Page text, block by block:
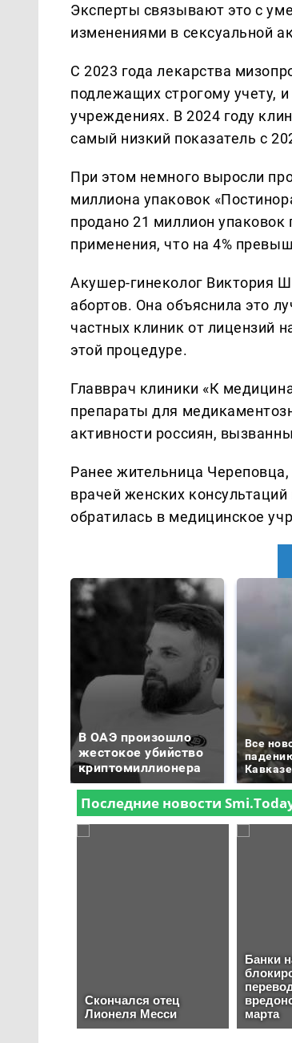
Эксперты связывают это с
изменениями в сексуальной
С 2023 года лекарства
подлежащих строгому учету,
учреждениях. В 2024 году
самый низкий показатель с
При этом немного выросли
миллиона упаковок
продано 21 миллион
применения, что на 4%
Акушер-гинеколог Виктория
абортов. Она объяснила это
частных клиник от лицензий
этой процедуре.
Главврач клиники «К
препараты для
активности россиян,
Ранее жительница
врачей женских
обратилась в медицинское
В ОАЭ произошло
жестокое убийство
криптомиллионера
Все